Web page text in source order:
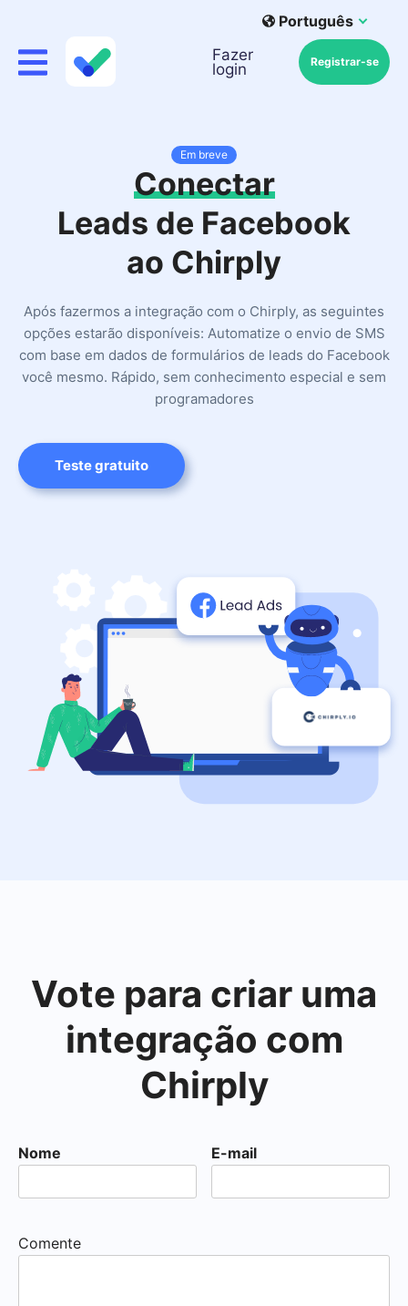
Português
Fazer
login
Registrar-se
Em breve
Conectar
Leads de Facebook
ao Chirply
Após fazermos a integração com o Chirply, as seguintes
opções estarão disponíveis: Automatize o envio de SMS
com base em dados de formulários de leads do Facebook
você mesmo. Rápido, sem conhecimento especial e sem
programadores
Teste gratuito
Vote para criar uma
integração com
Chirply
Nome E-mail
Comente